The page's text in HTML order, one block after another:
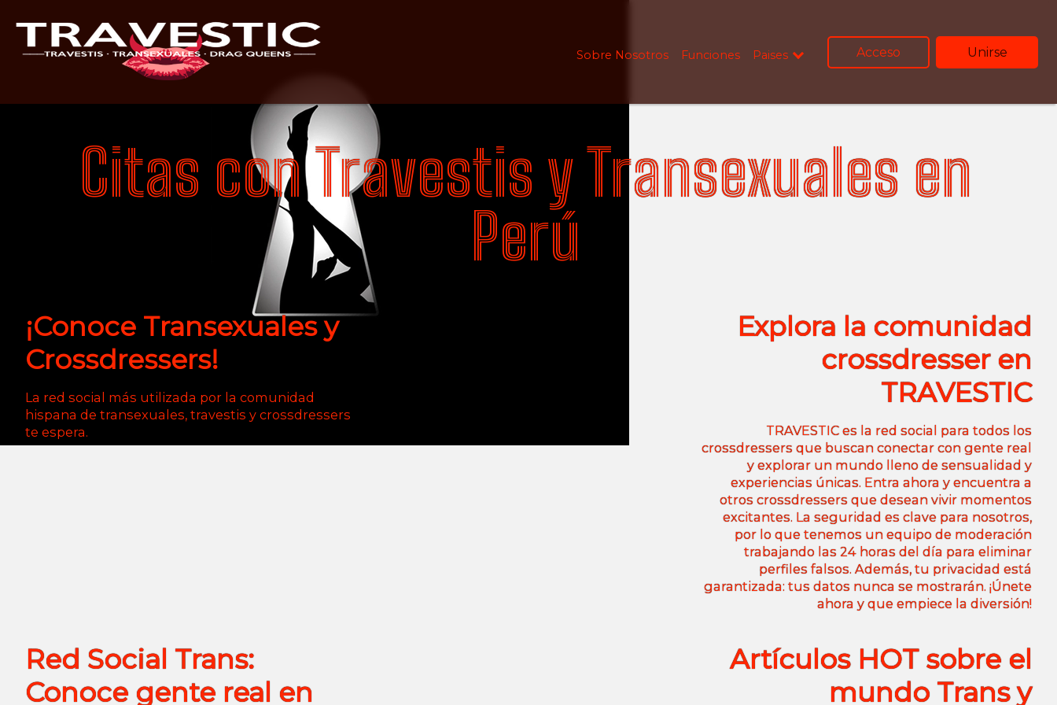
Sobre Nosotros Funciones Paises Acceso Unirse
Citas con Travestis y Transexuales en
Perú
¡Conoce Transexuales y
Crossdressers!
La red social más utilizada por la comunidad
hispana de transexuales, travestis y crossdressers
te espera.
Explora la comunidad
crossdresser en
TRAVESTIC
TRAVESTIC es la red social para todos los
crossdressers que buscan conectar con gente real
y explorar un mundo lleno de sensualidad y
experiencias únicas. Entra ahora y encuentra a
otros crossdressers que desean vivir momentos
excitantes. La seguridad es clave para nosotros,
por lo que tenemos un equipo de moderación
trabajando las 24 horas del día para eliminar
perfiles falsos. Además, tu privacidad está
garantizada: tus datos nunca se mostrarán. ¡Únete
ahora y que empiece la diversión!
Red Social Trans:
Conoce gente real en
Artículos HOT sobre el
mundo Trans y